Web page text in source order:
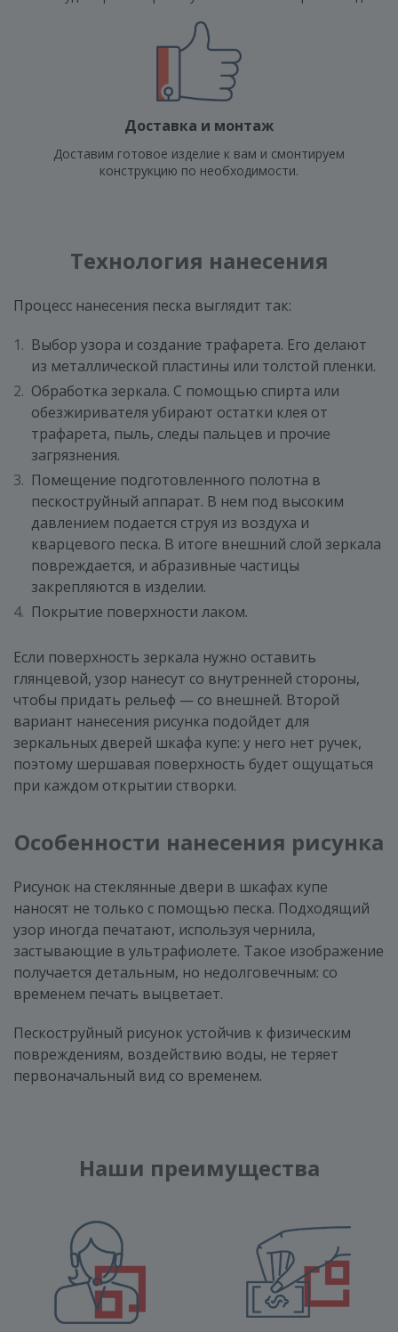
Доставка и монтаж
Доставим готовое изделие к вам и смонтируем
конструкцию по необходимости.
Технология нанесения
Процесс нанесения песка выглядит так:
Выбор узора и создание трафарета. Его делают
из металлической пластины или толстой пленки.
Обработка зеркала. С помощью спирта или
обезжиривателя убирают остатки клея от
трафарета, пыль, следы пальцев и прочие
загрязнения.
Помещение подготовленного полотна в
пескоструйный аппарат. В нем под высоким
давлением подается струя из воздуха и
кварцевого песка. В итоге внешний слой зеркала
повреждается, и абразивные частицы
закрепляются в изделии.
Покрытие поверхности лаком.
Если поверхность зеркала нужно оставить
глянцевой, узор нанесут со внутренней стороны,
чтобы придать рельеф — со внешней. Второй
вариант нанесения рисунка подойдет для
зеркальных дверей шкафа купе: у него нет ручек,
поэтому шершавая поверхность будет ощущаться
при каждом открытии створки.
Особенности нанесения рисунка
Рисунок на стеклянные двери в шкафах купе
наносят не только с помощью песка. Подходящий
узор иногда печатают, используя чернила,
застывающие в ультрафиолете. Такое изображение
получается детальным, но недолговечным: со
временем печать выцветает.
Пескоструйный рисунок устойчив к физическим
повреждениям, воздействию воды, не теряет
первоначальный вид со временем.
Наши преимущества